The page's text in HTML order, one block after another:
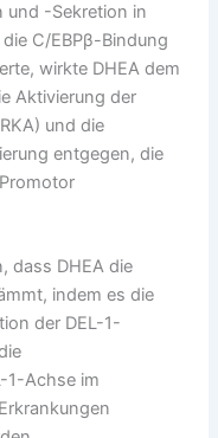
und -Sekretion in
C/EBPβ-Bindung
wirkte DHEA dem
Aktivierung der
und die
entgegen, die
dass DHEA die
indem es die
der DEL-1-
1-Achse im